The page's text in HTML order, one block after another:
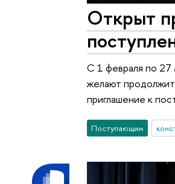
Открыт
С 1 февраля по 27
желают
приглашение к
Поступающим